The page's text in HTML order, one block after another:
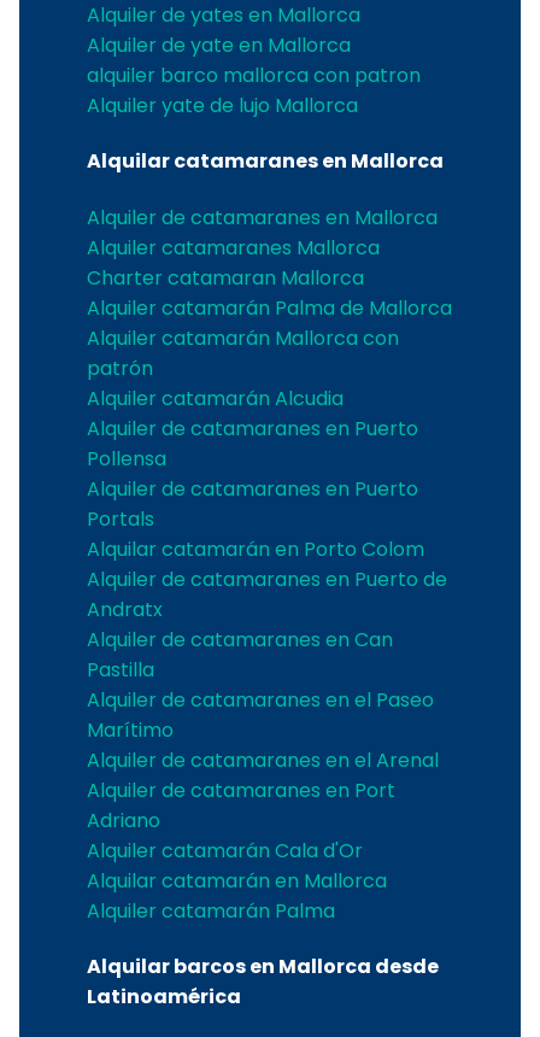
Alquiler de yates en Mallorca
Alquiler de yate en Mallorca
alquiler barco mallorca con patron
Alquiler yate de lujo Mallorca
Alquilar catamaranes en Mallorca
Alquiler de catamaranes en Mallorca
Alquiler catamaranes Mallorca
Charter catamaran Mallorca
Alquiler catamarán Palma de Mallorca
Alquiler catamarán Mallorca con
patrón
Alquiler catamarán Alcudia
Alquiler de catamaranes en Puerto
Pollensa
Alquiler de catamaranes en Puerto
Portals
Alquilar catamarán en Porto Colom
Alquiler de catamaranes en Puerto de
Andratx
Alquiler de catamaranes en Can
Pastilla
Alquiler de catamaranes en el Paseo
Marítimo
Alquiler de catamaranes en el Arenal
Alquiler de catamaranes en Port
Adriano
Alquiler catamarán Cala d'Or
Alquilar catamarán en Mallorca
Alquiler catamarán Palma
Alquilar barcos en Mallorca desde
Latinoamérica